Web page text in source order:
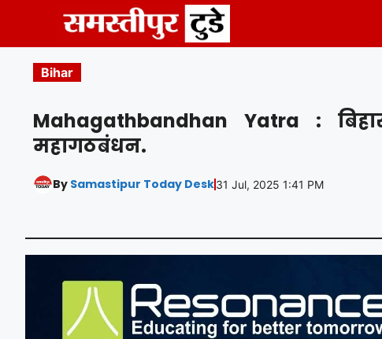
content
Bihar
Mahagathbandhan Yatra :
महागठबंधन.
By Samastipur Today Desk31 Jul, 2025 1:41 PM